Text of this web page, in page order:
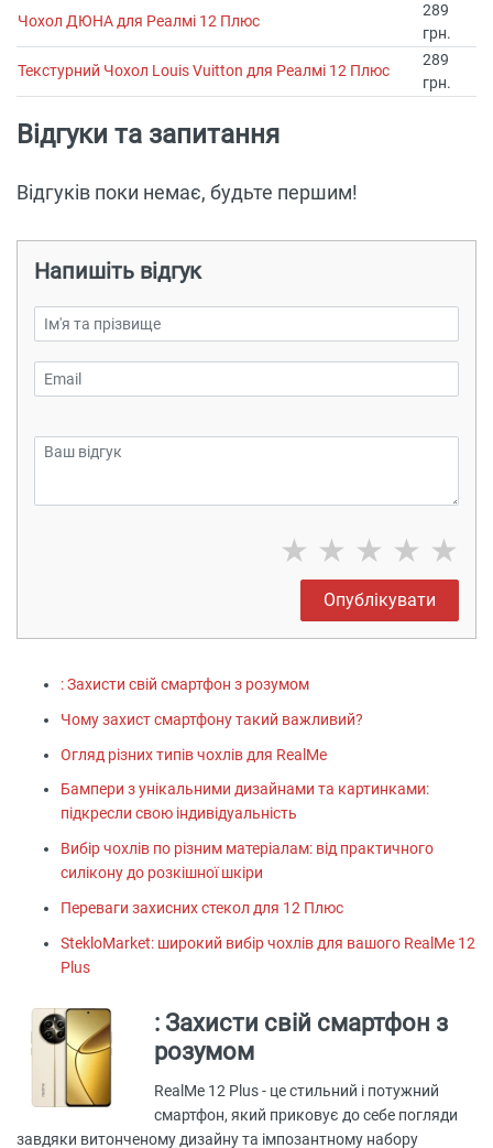
Чохол ДЮНА для Реалмі 12 Плюс
289
грн.
Текстурний Чохол Louis Vuitton для Реалмі 12 Плюс
289
грн.
Відгуки та запитання
Відгуків поки немає, будьте першим!
Напишіть відгук
★ ★ ★ ★ ★
Опублікувати
: Захисти свій смартфон з розумом
Чому захист смартфону такий важливий?
Огляд різних типів чохлів для RealMe
Бампери з унікальними дизайнами та картинками:
підкресли свою індивідуальність
Вибір чохлів по різним матеріалам: від практичного
силікону до розкішної шкіри
Переваги захисних стекол для 12 Плюс
StekloMarket: широкий вибір чохлів для вашого RealMe 12
Plus
: Захисти свій смартфон з
розумом
RealMe 12 Plus - це стильний і потужний
смартфон, який приковує до себе погляди
завдяки витонченому дизайну та імпозантному набору